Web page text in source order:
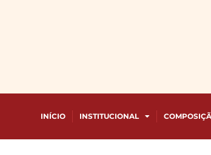
INÍCIO INSTITUCIONAL